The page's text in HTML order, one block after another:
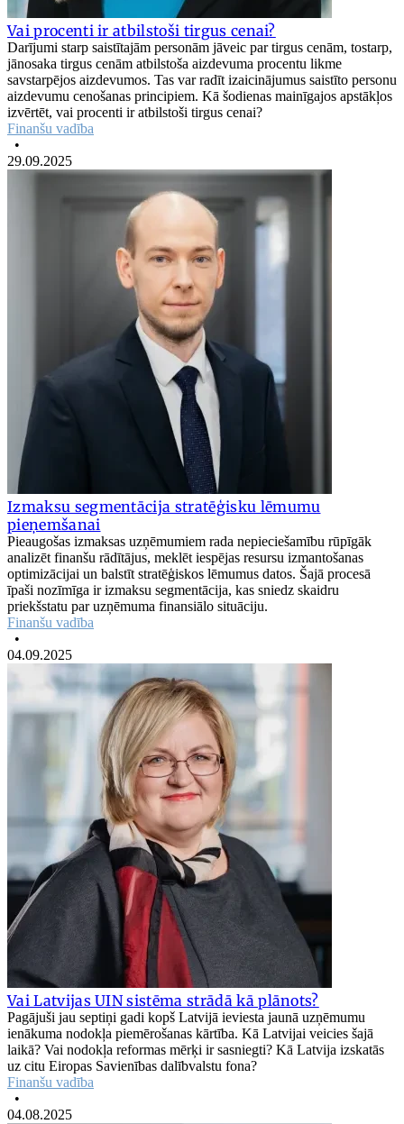
Vai procenti ir atbilstoši tirgus cenai?
Darījumi starp saistītajām personām jāveic par tirgus cenām, tostarp,
jānosaka tirgus cenām atbilstoša aizdevuma procentu likme
savstarpējos aizdevumos. Tas var radīt izaicinājumus saistīto personu
aizdevumu cenošanas principiem. Kā šodienas mainīgajos apstākļos
izvērtēt, vai procenti ir atbilstoši tirgus cenai?
Finanšu vadība
•
29.09.2025
Izmaksu segmentācija stratēģisku lēmumu
pieņemšanai
Pieaugošas izmaksas uzņēmumiem rada nepieciešamību rūpīgāk
analizēt finanšu rādītājus, meklēt iespējas resursu izmantošanas
optimizācijai un balstīt stratēģiskos lēmumus datos. Šajā procesā
īpaši nozīmīga ir izmaksu segmentācija, kas sniedz skaidru
priekšstatu par uzņēmuma finansiālo situāciju.
Finanšu vadība
•
04.09.2025
Vai Latvijas UIN sistēma strādā kā plānots?
Pagājuši jau septiņi gadi kopš Latvijā ieviesta jaunā uzņēmumu
ienākuma nodokļa piemērošanas kārtība. Kā Latvijai veicies šajā
laikā? Vai nodokļa reformas mērķi ir sasniegti? Kā Latvija izskatās
uz citu Eiropas Savienības dalībvalstu fona?
Finanšu vadība
•
04.08.2025